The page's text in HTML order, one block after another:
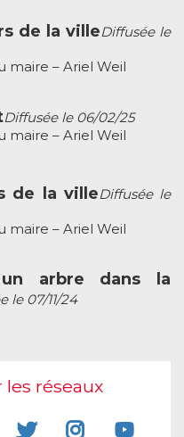
de la villeDiffusée le
maire – Ariel Weil
Diffusée le 06/02/25
maire – Ariel Weil
de la villeDiffusée le
maire – Ariel Weil
un arbre dans la
le 07/11/24
les réseaux